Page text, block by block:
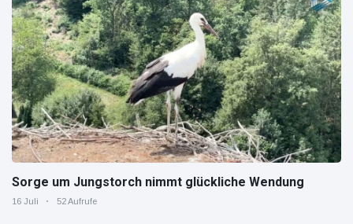
Sorge um Jungstorch nimmt glückliche Wendung
16 Juli 52 Aufrufe